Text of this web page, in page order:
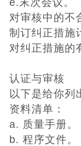
e.末次会议。
对审核中的不
制订纠正措施
对纠正措施的
认证与审核
以下是给你列
资料清单：
a. 质量手册。
b. 程序文件。